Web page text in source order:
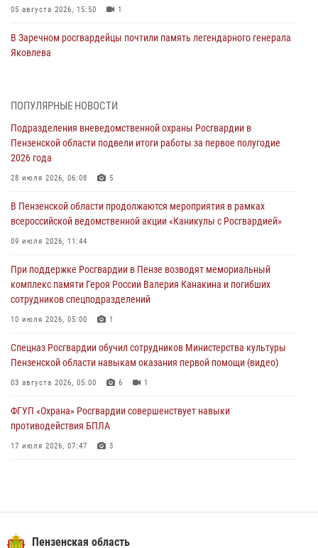
05 августа 2026, 15:50 1
В Заречном росгвардейцы почтили память легендарного генерала
Яковлева
Сотрудники пензенского ОМОН «Страж» познакомили участников
05 августа 2026, 06:15
В Пензе сотрудники Росгвардии оказали помощь
дезориентированному пенсионеру
В Пензе при силовой поддержке Росгвардии пресечена
деятельность ОПГ, маскировавшейся под реабилитационный центр
04 августа 2026, 07:05
В Управлении Росгвардии по Пензенской области подвели итоги
работы за первое полугодие 2026 года
ПОПУЛЯРНЫЕ НОВОСТИ
Подразделения вневедомственной охраны Росгвардии в
Пензенской области подвели итоги работы за первое полугодие
2026 года
28 июля 2026, 06:08 5
В Пензенской области продолжаются мероприятия в рамках
всероссийской ведомственной акции «Каникулы с Росгвардией»
09 июля 2026, 11:44
При поддержке Росгвардии в Пензе возводят мемориальный
комплекс памяти Героя России Валерия Канакина и погибших
сотрудников спецподразделений
10 июля 2026, 05:00 1
Спецназ Росгвардии обучил сотрудников Министерства культуры
Пензенской области навыкам оказания первой помощи (видео)
03 августа 2026, 05:00 6 1
ФГУП «Охрана» Росгвардии совершенствует навыки
противодействия БПЛА
17 июля 2026, 07:47 3
Пензенский спецназ Росгвардии готовит студентов к окружному
Пензенская область